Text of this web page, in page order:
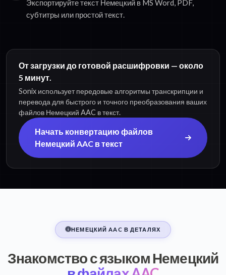
Экспортируйте текст Немецкий в MS Word, PDF,
субтитры или простой текст.
От загрузки до готовой расшифровки — около
5 минут.
Sonix использует передовые алгоритмы транскрипции и
перевода для быстрого и точного преобразования ваших
файлов Немецкий AAC в текст.
Начать конвертацию файлов
Немецкий AAC в текст
НЕМЕЦКИЙ AAC В ДЕТАЛЯХ
Знакомство с языком Немецкий